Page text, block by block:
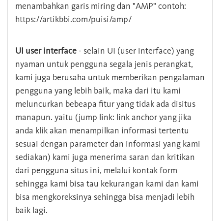
menambahkan garis miring dan "AMP" contoh:
https://artikbbi.com/puisi/amp/
UI user interface - selain UI (user interface) yang
nyaman untuk pengguna segala jenis perangkat,
kami juga berusaha untuk memberikan pengalaman
pengguna yang lebih baik, maka dari itu kami
meluncurkan bebeapa fitur yang tidak ada disitus
manapun. yaitu (jump link: link anchor yang jika
anda klik akan menampilkan informasi tertentu
sesuai dengan parameter dan informasi yang kami
sediakan) kami juga menerima saran dan kritikan
dari pengguna situs ini, melalui kontak form
sehingga kami bisa tau kekurangan kami dan kami
bisa mengkoreksinya sehingga bisa menjadi lebih
baik lagi.